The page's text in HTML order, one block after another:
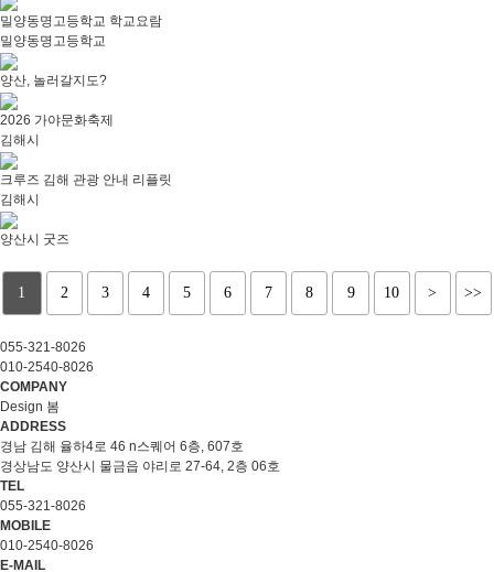
밀양동명고등학교 학교요람
밀양동명고등학교
양산, 놀러갈지도?
2026 가야문화축제
김해시
크루즈 김해 관광 안내 리플릿
김해시
양산시 굿즈
1 2 3 4 5 6 7 8 9 10 > >>
055-321-8026
010-2540-8026
COMPANY
Design 봄
ADDRESS
경남 김해 율하4로 46 n스퀘어 6층, 607호
경상남도 양산시 물금읍 야리로 27-64, 2층 06호
TEL
055-321-8026
MOBILE
010-2540-8026
E-MAIL